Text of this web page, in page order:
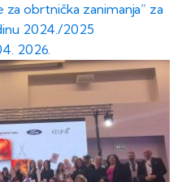
za obrtnička zanimanja“ za
2024./2025
2026.